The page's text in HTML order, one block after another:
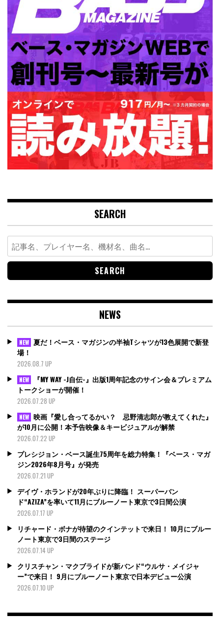
SEARCH
Search
for:
NEWS
NEW 夏だ！ベース・マガジンの半袖Tシャツが13色展開で新登
場！
2026.08.7 UP
NEW
『MY WAY -J自伝-』出版1周年記念のサイン会＆プレミアム
トークショーが開催！
2026.07.28 UP
NEW 映画『愛し合ってるかい？ 忌野清志郎が教えてくれた』
が10月に公開！本予告映像＆キービジュアルが解禁
2026.07.22 UP
プレシジョン・ベース誕生75周年を総力特集！『ベース・マガ
ジン2026年8月号』が発売
2026.07.21 UP
デイヴ・ホランドが20年ぶりに降臨！ スーパーバン
ド“AZIZA”を率いて11月にブルーノート東京で3日間公演
2026.07.17 UP
リチャード・ボナが待望のクインテットで来日！ 10月にブルー
ノート東京で3日間のステージ
2026.07.14 UP
クリスチャン・マクブライドが新バンド“ウルサ・メイジャ
ー”で来日！ 9月にブルーノート東京で日本デビュー公演
2026.07.10 UP